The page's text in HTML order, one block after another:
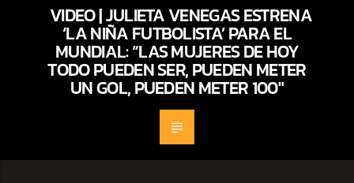
VIDEO | JULIETA VENEGAS ESTRENA
‘LA NIÑA FUTBOLISTA’ PARA EL
MUNDIAL: “LAS MUJERES DE HOY
TODO PUEDEN SER, PUEDEN METER
UN GOL, PUEDEN METER 100″